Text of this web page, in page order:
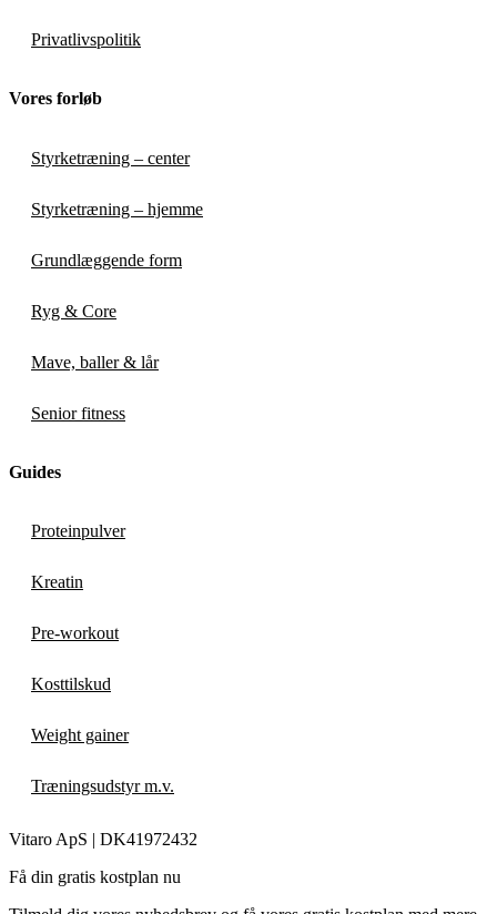
Privatlivspolitik
Vores forløb
Styrketræning – center
Styrketræning – hjemme
Grundlæggende form
Ryg & Core
Mave, baller & lår
Senior fitness
Guides
Proteinpulver
Kreatin
Pre-workout
Kosttilskud
Weight gainer
Træningsudstyr m.v.
Vitaro ApS | DK41972432
Få din gratis kostplan nu